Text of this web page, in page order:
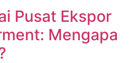
Pusat Ekspor
Mengapa